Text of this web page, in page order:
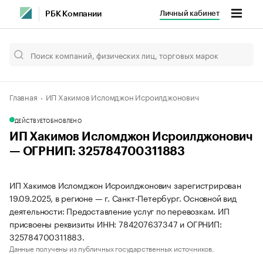
РБК Компании Личный кабинет
Главная ИП Хакимов Исломджон Исроилджонович
ДЕЙСТВУЕТОБНОВЛЕНО
ИП Хакимов Исломджон Исроилджонович
— ОГРНИП: 325784700311883
ИП Хакимов Исломджон Исроилджонович зарегистрирован
19.09.2025, в регионе — г. Санкт-Петербург. Основной вид
деятельности: Предоставление услуг по перевозкам. ИП
присвоены реквизиты ИНН: 784207637347 и ОГРНИП:
325784700311883.
Данные получены из публичных государственных источников.